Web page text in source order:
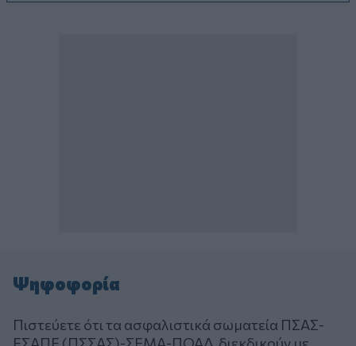
Ψηφοφορία
Πιστεύετε ότι τα ασφαλιστικά σωματεία ΠΣΑΣ-